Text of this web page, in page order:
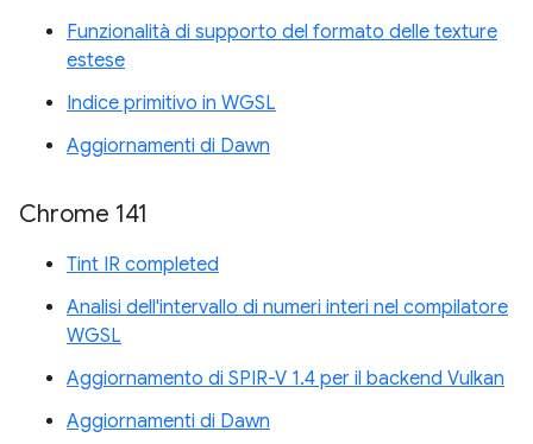
Funzionalità di supporto del formato delle texture
estese
Indice primitivo in WGSL
Aggiornamenti di Dawn
Chrome 141
Tint IR completed
Analisi dell'intervallo di numeri interi nel compilatore
WGSL
Aggiornamento di SPIR-V 1.4 per il backend Vulkan
Aggiornamenti di Dawn